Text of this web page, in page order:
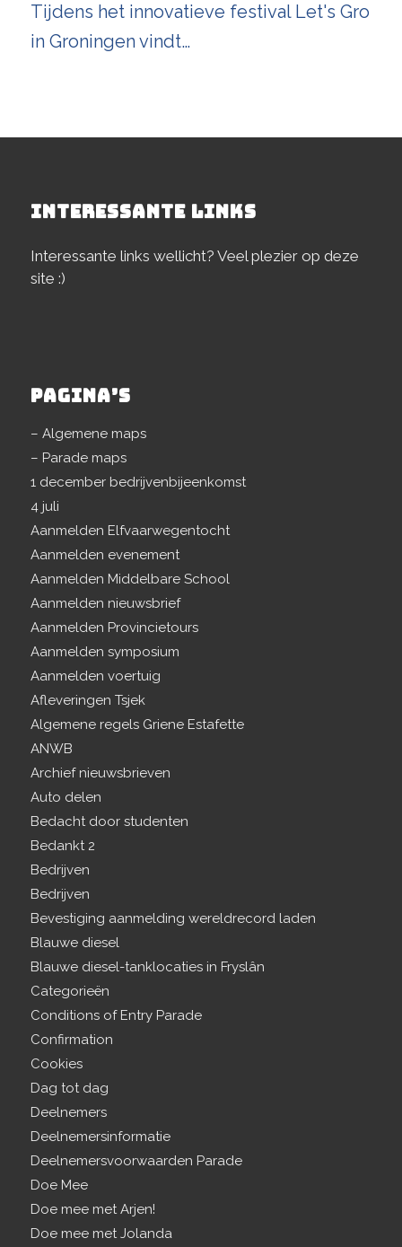
Tijdens het innovatieve festival Let's Gro
in Groningen vindt…
INTERESSANTE LINKS
Interessante links wellicht? Veel plezier op deze
site :)
PAGINA’S
– Algemene maps
– Parade maps
1 december bedrijvenbijeenkomst
4 juli
Aanmelden Elfvaarwegentocht
Aanmelden evenement
Aanmelden Middelbare School
Aanmelden nieuwsbrief
Aanmelden Provincietours
Aanmelden symposium
Aanmelden voertuig
Afleveringen Tsjek
Algemene regels Griene Estafette
ANWB
Archief nieuwsbrieven
Auto delen
Bedacht door studenten
Bedankt 2
Bedrijven
Bedrijven
Bevestiging aanmelding wereldrecord laden
Blauwe diesel
Blauwe diesel-tanklocaties in Fryslân
Categorieën
Conditions of Entry Parade
Confirmation
Cookies
Dag tot dag
Deelnemers
Deelnemersinformatie
Deelnemersvoorwaarden Parade
Doe Mee
Doe mee met Arjen!
Doe mee met Jolanda